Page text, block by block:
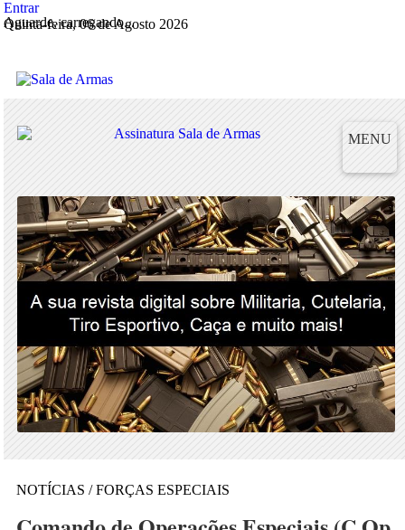
Aguarde, carregando...
Entrar
Quinta-feira, 06 de Agosto 2026
MENU
NOTÍCIAS / FORÇAS ESPECIAIS